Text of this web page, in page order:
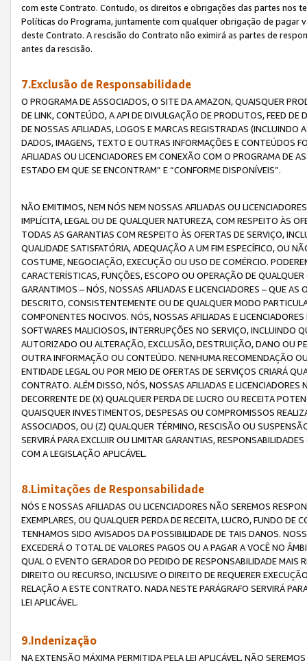
com este Contrato. Contudo, os direitos e obrigações das partes nos
Políticas do Programa, juntamente com qualquer obrigação de
deste Contrato. A rescisão do Contrato não eximirá as partes de
antes da rescisão.
7.Exclusão de Responsabilidade
O PROGRAMA DE ASSOCIADOS, O SITE DA AMAZON, QUAISQUER
DE LINK, CONTEÚDO, A API DE DIVULGAÇÃO DE PRODUTOS, FEED
DE NOSSAS AFILIADAS, LOGOS E MARCAS REGISTRADAS
DADOS, IMAGENS, TEXTO E OUTRAS INFORMAÇÕES E CONTEÚDOS
AFILIADAS OU LICENCIADORES EM CONEXÃO COM O PROGRAMA DE
ESTADO EM QUE SE ENCONTRAM” E “CONFORME DISPONÍVEIS”.
NÃO EMITIMOS, NEM NÓS NEM NOSSAS AFILIADAS OU
IMPLÍCITA, LEGAL OU DE QUALQUER NATUREZA, COM RESPEITO ÀS
TODAS AS GARANTIAS COM RESPEITO ÀS OFERTAS DE SERVIÇO,
QUALIDADE SATISFATÓRIA, ADEQUAÇÃO A UM FIM ESPECÍFICO, OU
COSTUME, NEGOCIAÇÃO, EXECUÇÃO OU USO DE COMÉRCIO.
CARACTERÍSTICAS, FUNÇÕES, ESCOPO OU OPERAÇÃO DE
GARANTIMOS – NÓS, NOSSAS AFILIADAS E LICENCIADORES – QUE
DESCRITO, CONSISTENTEMENTE OU DE QUALQUER MODO
COMPONENTES NOCIVOS. NÓS, NOSSAS AFILIADAS E
SOFTWARES MALICIOSOS, INTERRUPÇÕES NO SERVIÇO, INCLUINDO
AUTORIZADO OU ALTERAÇÃO, EXCLUSÃO, DESTRUIÇÃO, DANO OU
OUTRA INFORMAÇÃO OU CONTEÚDO. NENHUMA RECOMENDAÇÃO
ENTIDADE LEGAL OU POR MEIO DE OFERTAS DE SERVIÇOS CRIARÁ
CONTRATO. ALÉM DISSO, NÓS, NOSSAS AFILIADAS E
DECORRENTE DE (X) QUALQUER PERDA DE LUCRO OU RECEITA
QUAISQUER INVESTIMENTOS, DESPESAS OU COMPROMISSOS
ASSOCIADOS, OU (Z) QUALQUER TÉRMINO, RESCISÃO OU
SERVIRÁ PARA EXCLUIR OU LIMITAR GARANTIAS,
COM A LEGISLAÇÃO APLICÁVEL.
8.Limitações de Responsabilidade
NÓS E NOSSAS AFILIADAS OU LICENCIADORES NÃO SEREMOS
EXEMPLARES, OU QUALQUER PERDA DE RECEITA, LUCRO, FUNDO
TENHAMOS SIDO AVISADOS DA POSSIBILIDADE DE TAIS DANOS.
EXCEDERÁ O TOTAL DE VALORES PAGOS OU A PAGAR A VOCÊ NO
QUAL O EVENTO GERADOR DO PEDIDO DE RESPONSABILIDADE
DIREITO OU RECURSO, INCLUSIVE O DIREITO DE REQUERER
RELAÇÃO A ESTE CONTRATO. NADA NESTE PARÁGRAFO SERVIRÁ
LEI APLICÁVEL.
9.Indenização
NA EXTENSÃO MÁXIMA PERMITIDA PELA LEI APLICÁVEL, NÃO